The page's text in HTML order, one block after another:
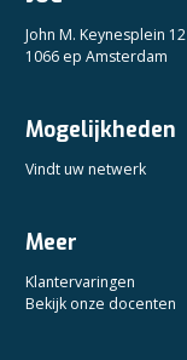
John M. Keynesplein 12
1066 ep Amsterdam
Mogelijkheden
Vindt uw netwerk
Meer
Klantervaringen
Bekijk onze docenten